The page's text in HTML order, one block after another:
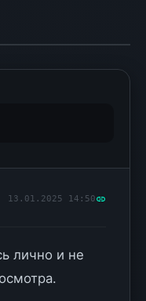
13.01.2025 14:50
лично и не